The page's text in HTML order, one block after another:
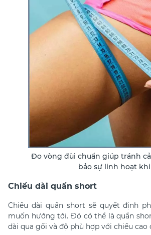
Đo vòng đùi chuẩn giúp tránh
bảo sự linh hoạt
Chiều dài quần short
Chiều dài quần short sẽ quyết định
muốn hướng tới. Đó có thể là quần
dài qua gối và độ phù hợp với chiều cao